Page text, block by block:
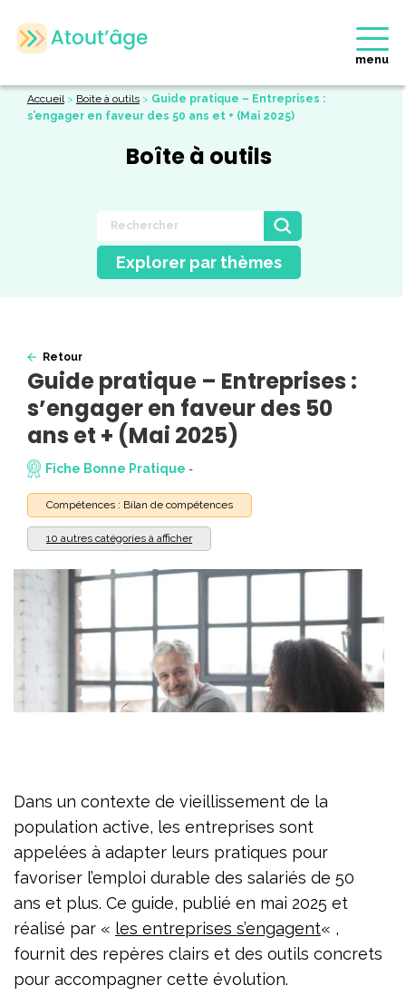
menu
Accueil> Boite à outils > Guide pratique – Entreprises :
s’engager en faveur des 50 ans et + (Mai 2025)
Boîte à outils
Explorer par thèmes
Retour
Guide pratique – Entreprises :
s’engager en faveur des 50
ans et + (Mai 2025)
Fiche Bonne Pratique -
Compétences : Bilan de compétences
10 autres catégories à afficher
Dans un contexte de vieillissement de la
population active, les entreprises sont
appelées à adapter leurs pratiques pour
favoriser l’emploi durable des salariés de 50
ans et plus. Ce guide, publié en mai 2025 et
réalisé par « les entreprises s’engagent« ,
fournit des repères clairs et des outils concrets
pour accompagner cette évolution.